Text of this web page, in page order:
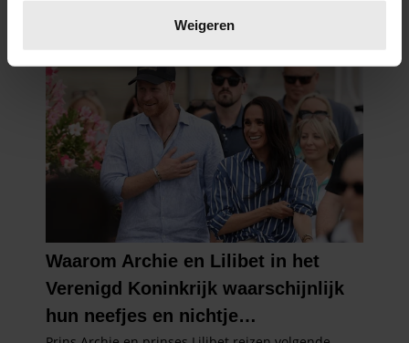
verwerkt en stel uw voorkeuren in het
intrekken in de Cookieverklaring.
We gebruiken cookies om content en advertenties te
personaliseren, om functies voor social media te bieden
en om ons websiteverkeer te analyseren. Ook delen we
informatie over uw gebruik van onze site met onze
partners voor social media, adverteren en analyse. Deze
partners kunnen deze gegevens combineren met andere
informatie die u aan ze heeft verstrekt of die ze hebben
verzameld op basis van uw gebruik van hun services. U
gaat akkoord met onze cookies als u onze website blijft
gebruiken.
Weigeren